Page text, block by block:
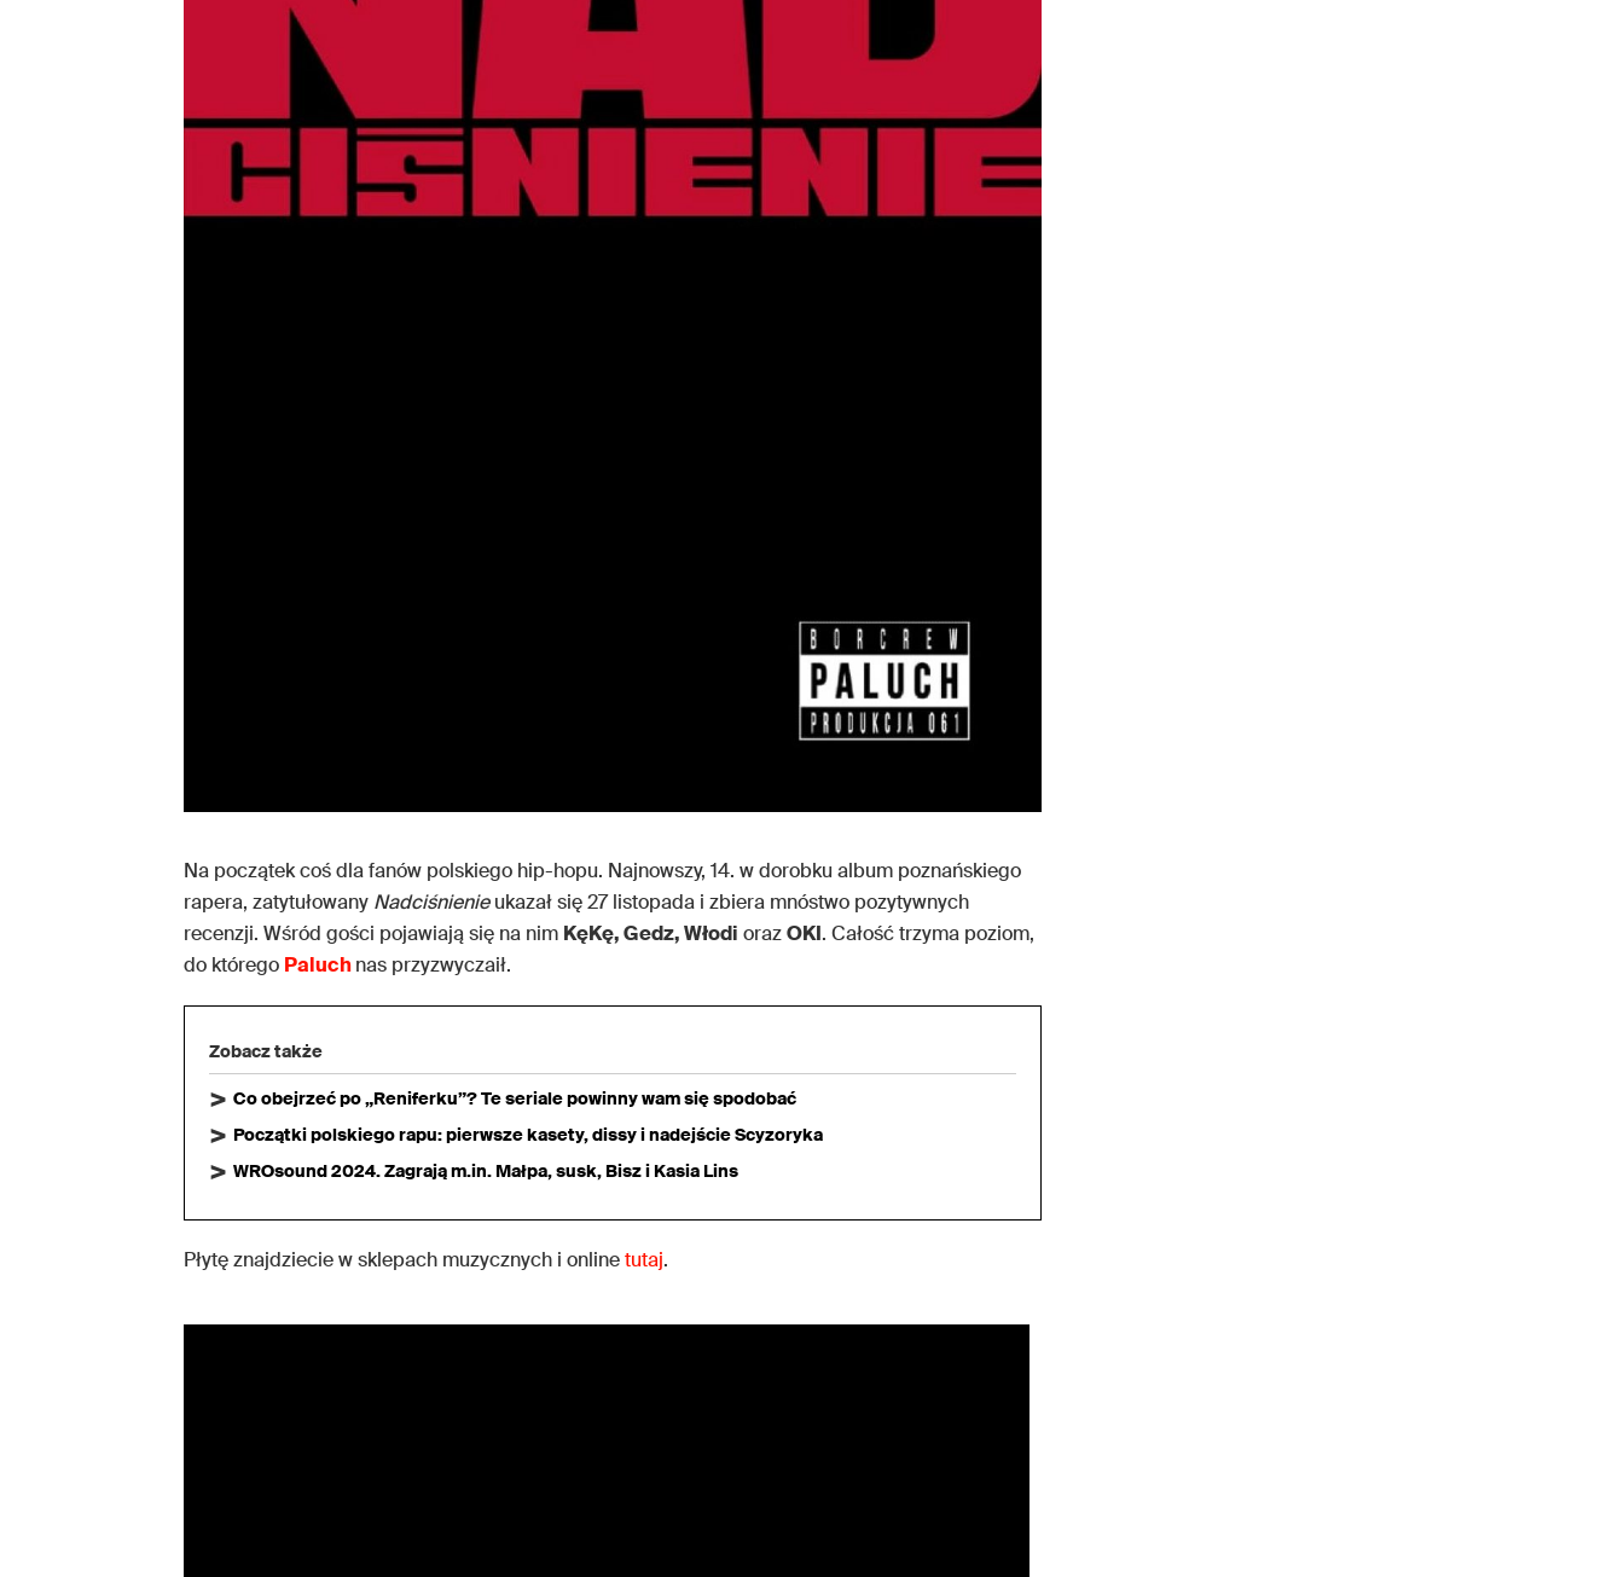
Na początek coś dla fanów polskiego hip-hopu. Najnowszy, 14. w dorobku album poznańskiego
rapera, zatytułowany Nadciśnienieukazał się 27 listopada i zbiera mnóstwo pozytywnych
recenzji. Wśród gości pojawiają się na nim KęKę, Gedz, Włodi orazOKI. Całość trzyma poziom,
do którego Paluchnas przyzwyczaił.
Zobacz także
Co obejrzeć po „Reniferku”? Te seriale powinny wam się spodobać
Początki polskiego rapu: pierwsze kasety, dissy i nadejście Scyzoryka
WROsound 2024. Zagrają m.in. Małpa, susk, Bisz i Kasia Lins
Płytę znajdziecie w sklepach muzycznych i onlinetutaj.